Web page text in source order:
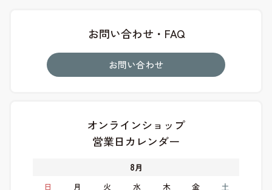
お問い合わせ・FAQ
お問い合わせ
オンラインショップ
営業日カレンダー
8月
日
月 火 水 木 金 土